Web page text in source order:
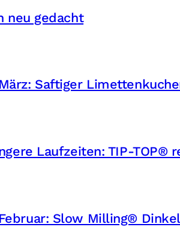
neu gedacht
Saftiger
Laufzeiten: TIP-TOP®
Slow Milling®